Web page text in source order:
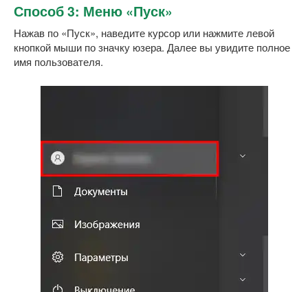
Способ 3: Меню «Пуск»
Нажав по «Пуск», наведите курсор или нажмите левой
кнопкой мыши по значку юзера. Далее вы увидите полное
имя пользователя.